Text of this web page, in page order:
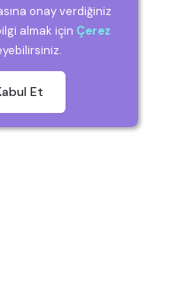
onay verdiğiniz
almak için Çerez
Et